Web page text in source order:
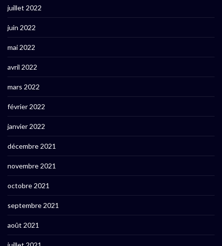
juillet 2022
juin 2022
mai 2022
avril 2022
mars 2022
février 2022
janvier 2022
décembre 2021
novembre 2021
octobre 2021
septembre 2021
août 2021